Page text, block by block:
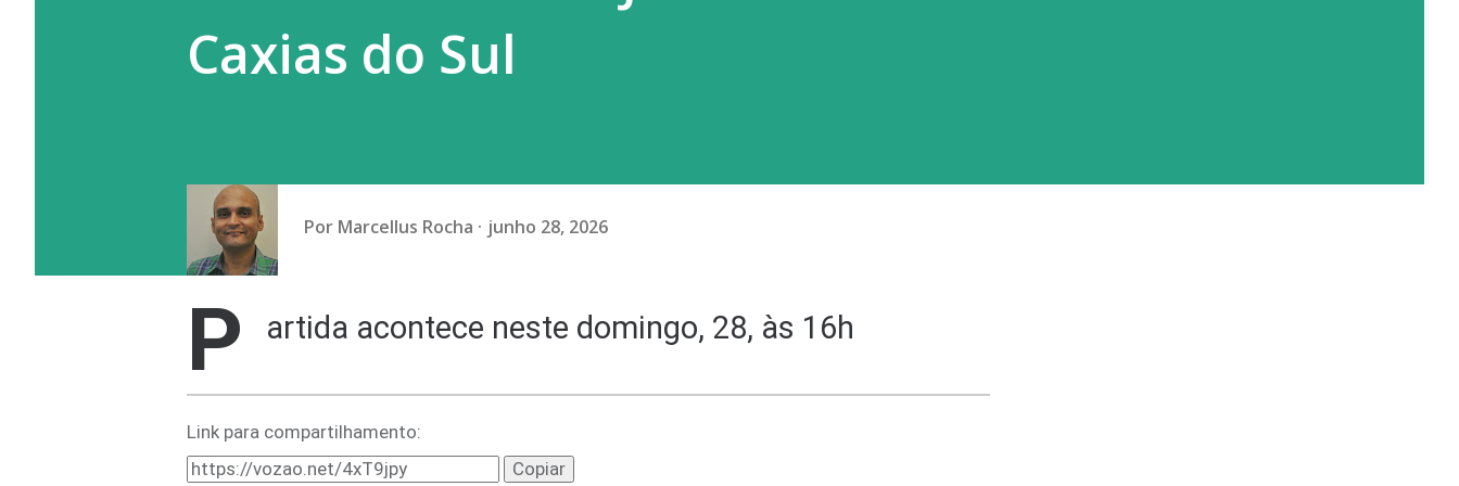
Caxias do Sul
Por Marcellus Rocha junho 28, 2026
P artida acontece neste domingo, 28, às 16h
Link para compartilhamento:
Copiar